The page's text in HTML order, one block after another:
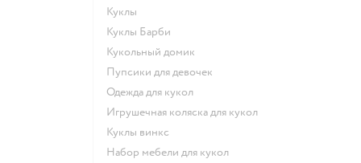
Куклы
Куклы Барби
Кукольный домик
Пупсики для девочек
Одежда для кукол
Игрушечная коляска для кукол
Куклы винкс
Набор мебели для кукол